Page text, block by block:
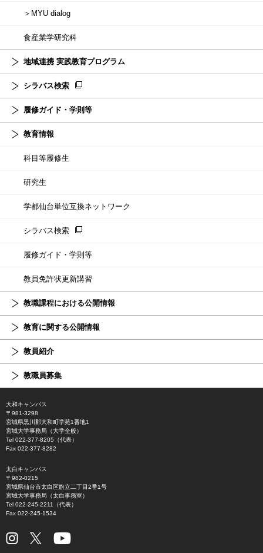
＞MYU dialog
食産業学研究科
地域連携 実践教育プログラム
シラバス検索
履修ガイド・学則等
教育情報
科目等履修生
研究生
学都仙台単位互換ネットワーク
シラバス検索
履修ガイド・学則等
教員免許状更新講習
教職課程における公開情報
教育に関する公開情報
教員紹介
教職員募集
大和キャンパス
〒981-3298
宮城県黒川郡大和町学苑1番地1
宮城大学事務局（大学全般）
Tel 022-377-8205（代表）
Fax 022-377-8282
太白キャンパス
〒982-0215
宮城県仙台市太白区旗立二丁目2番1号
宮城大学事務局（太白事務室）
Tel 022-245-2211（代表）
Fax 022-245-1534